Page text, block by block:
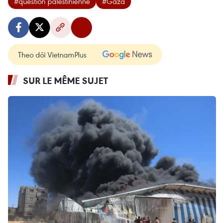
Theo dõi VietnamPlus
SUR LE MÊME SUJET